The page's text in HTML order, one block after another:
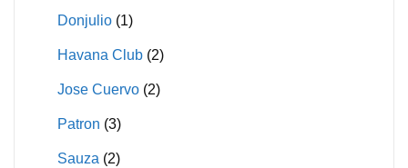
Donjulio (1)
Havana Club (2)
Jose Cuervo (2)
Patron (3)
Sauza (2)